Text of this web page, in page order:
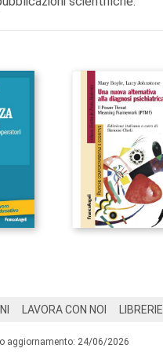
LAVORA CON NOI LIBRERIE
aggiornamento: 24/06/2026